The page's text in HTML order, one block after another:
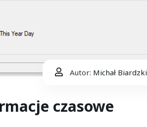
Autor: Michał Biardzki
czasowe